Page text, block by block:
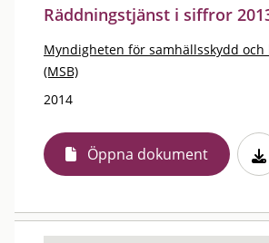
Räddningstjänst i siffror
Myndigheten för samhällsskydd och
(MSB)
2014
Öppna dokument